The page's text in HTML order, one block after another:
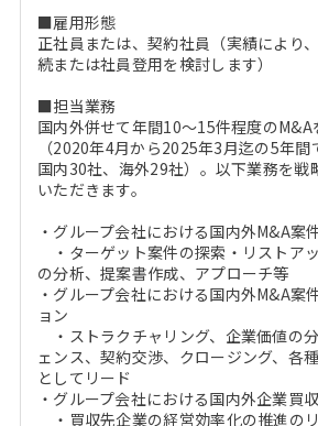
■雇用形態
正社員または、契約社員（実績により
続または社員登用を検討します）
■担当業務
国内外併せて年間10～15件程度のM&A
（2020年4月から2025年3月迄の5年
国内30社、海外29社）。以下業務を戦
いただきます。
・グループ会社における国内外M&A案
・ターゲット案件の探索・リストア
の分析、提案書作成、アプローチ等
・グループ会社における国内外M&A案
ョン
・ストラクチャリング、企業価値の
ェンス、契約交渉、クロージング、各
としてリード
・グループ会社における国内外企業買
・買収先企業の経営効率化の推進の